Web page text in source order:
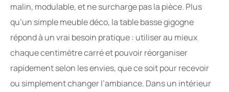
malin, modulable, et ne surcharge pas la pièce. Plus
qu’un simple meuble déco, la table basse gigogne
répond à un vrai besoin pratique : utiliser au mieux
chaque centimètre carré et pouvoir réorganiser
rapidement selon les envies, que ce soit pour recevoir
ou simplement changer l’ambiance. Dans un intérieur